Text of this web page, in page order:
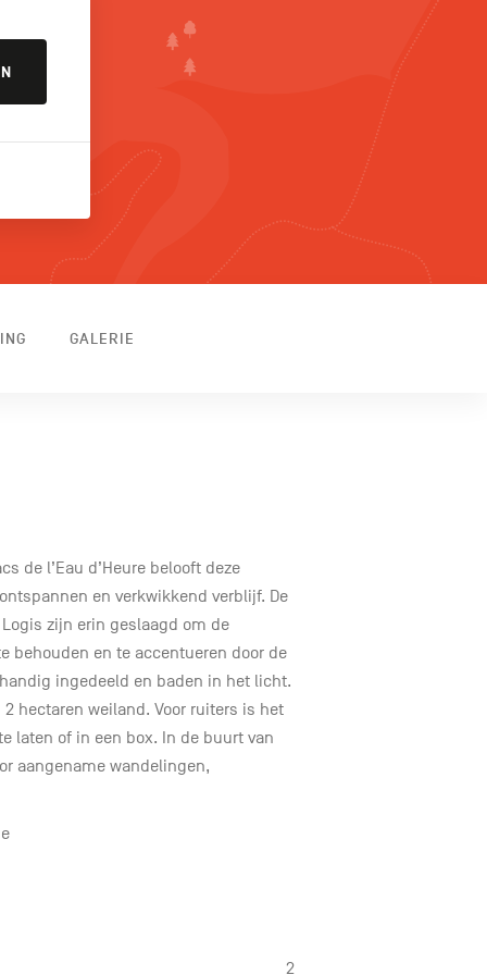
GALERIE
de l’Eau d’Heure belooft deze
en verkwikkend verblijf. De
zijn erin geslaagd om de
behouden en te accentueren door de
ingedeeld en baden in het licht.
hectaren weiland. Voor ruiters is het
laten of in een box. In de buurt van
aangename wandelingen,
2